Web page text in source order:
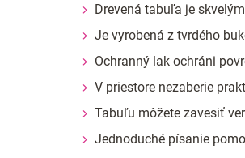
Drevená tabuľa je
Je vyrobená z tvrdého
Ochranný lak ochráni
V priestore nezaberie
Tabuľu môžete zavesiť
Jednoduché písanie